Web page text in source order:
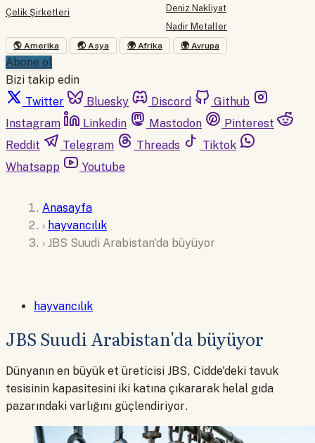
Çelik Şirketleri
Deniz Nakliyat
Nadir Metaller
🌎 Amerika 🌏 Asya 🌍 Afrika 🌍 Avrupa
Abone ol
Bizi takip edin
Twitter
Bluesky Discord
Github
Instagram
Linkedin Mastodon
Pinterest
Reddit
Telegram Threads
Tiktok
Whatsapp
Youtube
Anasayfa
› hayvancılık
› JBS Suudi Arabistan'da büyüyor
hayvancılık
JBS Suudi Arabistan'da büyüyor
Dünyanın en büyük et üreticisi JBS, Cidde'deki tavuk
tesisinin kapasitesini iki katına çıkararak helal gıda
pazarındaki varlığını güçlendiriyor.